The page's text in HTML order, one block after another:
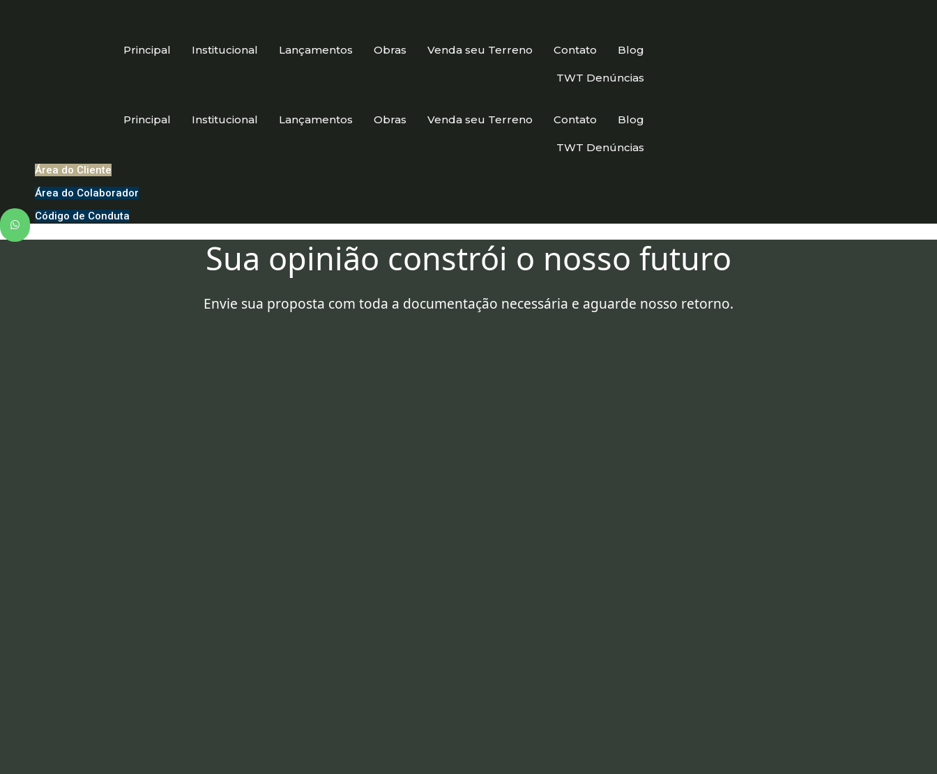
Principal Institucional Lançamentos Obras Venda seu Terreno Contato Blog
TWT Denúncias
Principal Institucional Lançamentos Obras Venda seu Terreno Contato Blog
TWT Denúncias
Área do Cliente
Área do Colaborador
Código de Conduta
Sua opinião constrói o nosso futuro
Envie sua proposta com toda a documentação necessária e aguarde nosso retorno.